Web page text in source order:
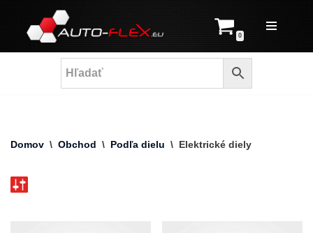
Prejsť
na
0
Domov \ Obchod \ Podľa dielu \ Elektrické diely